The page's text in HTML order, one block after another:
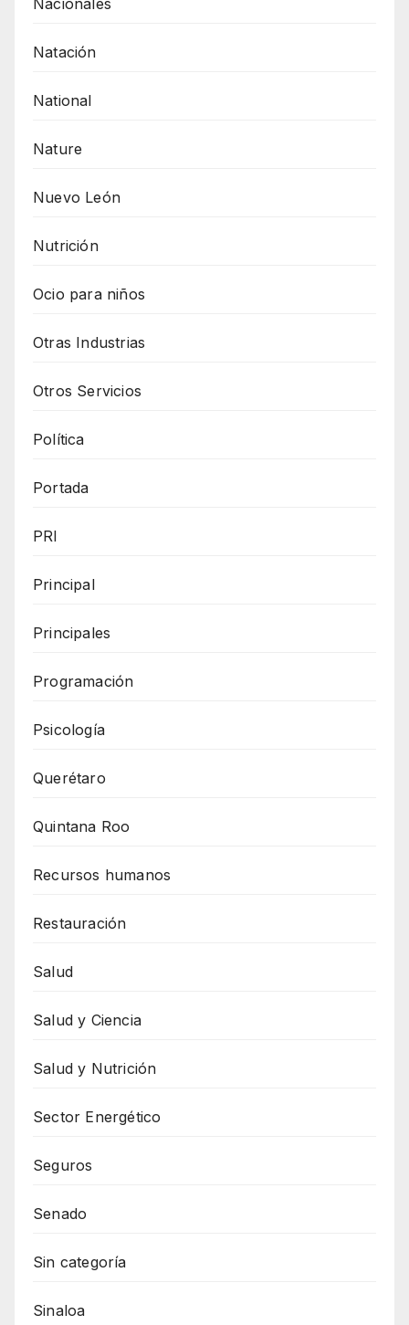
Nacionales
Natación
National
Nature
Nuevo León
Nutrición
Ocio para niños
Otras Industrias
Otros Servicios
Política
Portada
PRI
Principal
Principales
Programación
Psicología
Querétaro
Quintana Roo
Recursos humanos
Restauración
Salud
Salud y Ciencia
Salud y Nutrición
Sector Energético
Seguros
Senado
Sin categoría
Sinaloa